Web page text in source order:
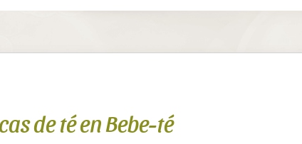
Rooibos De frutas
de té en Bebe-té